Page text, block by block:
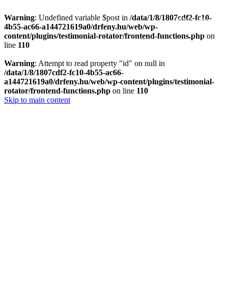
Warning: Undefined variable $post in /data/1/8/1807cdf2-fc10-
4b55-ac66-a144721619a0/drfeny.hu/web/wp-
content/plugins/testimonial-rotator/frontend-functions.php on
line 110
Warning: Attempt to read property "id" on null in
/data/1/8/1807cdf2-fc10-4b55-ac66-
a144721619a0/drfeny.hu/web/wp-content/plugins/testimonial-
rotator/frontend-functions.php on line 110
Skip to main content
Close Menu